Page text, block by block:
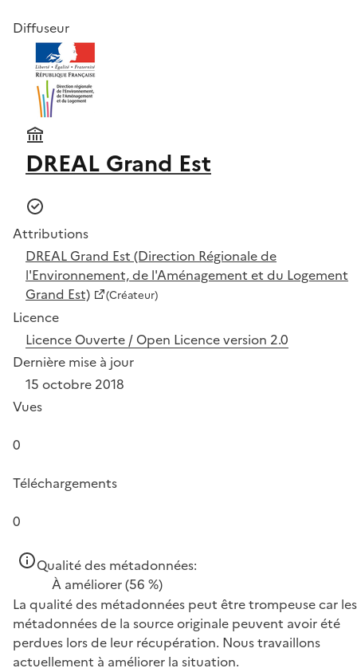
Diffuseur
DREAL Grand Est
Attributions
DREAL Grand Est (Direction Régionale de
l'Environnement, de l'Aménagement et du Logement
Grand Est)
(Créateur)
Licence
Licence Ouverte / Open Licence version 2.0
Dernière mise à jour
15 octobre 2018
Vues
0
Téléchargements
0
Qualité des métadonnées:
À améliorer(56 %)
La qualité des métadonnées peut être trompeuse car les
métadonnées de la source originale peuvent avoir été
perdues lors de leur récupération. Nous travaillons
actuellement à améliorer la situation.